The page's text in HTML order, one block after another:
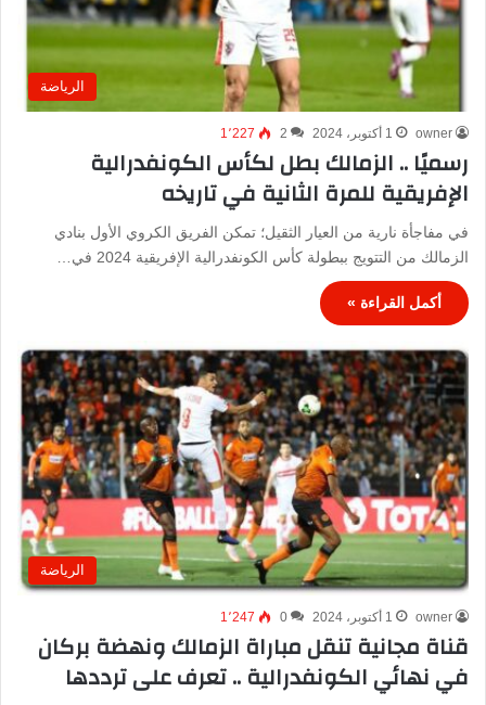
الرياضة
owner 1 أكتوبر، 2024 2 1٬227
رسميًا .. الزمالك بطل لكأس الكونفدرالية
الإفريقية للمرة الثانية في تاريخه
في مفاجأة نارية من العيار الثقيل؛ تمكن الفريق الكروي الأول بنادي
الزمالك من التتويج ببطولة كأس الكونفدرالية الإفريقية 2024 في…
أكمل القراءة »
الرياضة
owner 1 أكتوبر، 2024 0 1٬247
قناة مجانية تنقل مباراة الزمالك ونهضة بركان
في نهائي الكونفدرالية .. تعرف على ترددها